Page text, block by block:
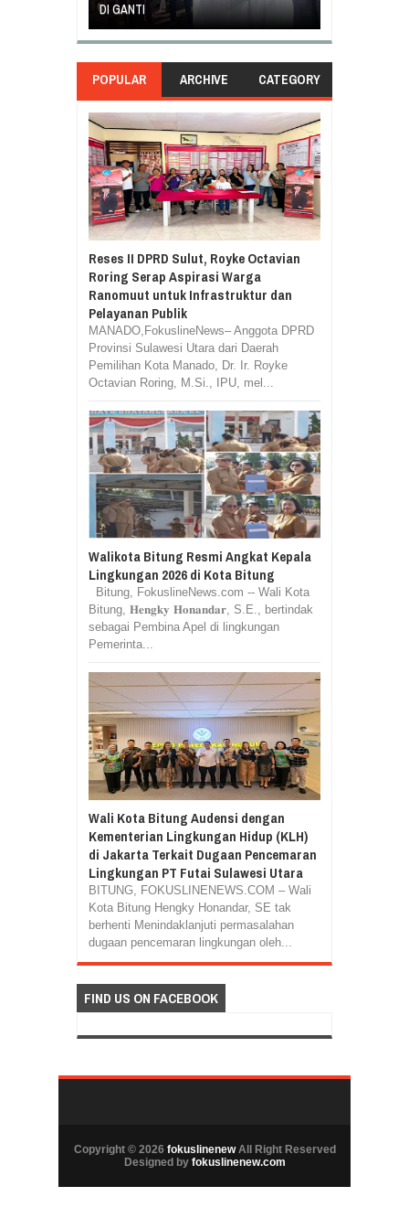
DI GANTI
POPULAR ARCHIVE CATEGORY
Reses II DPRD Sulut, Royke Octavian
Roring Serap Aspirasi Warga
Ranomuut untuk Infrastruktur dan
Pelayanan Publik
MANADO,FokuslineNews– Anggota DPRD
Provinsi Sulawesi Utara dari Daerah
Pemilihan Kota Manado, Dr. Ir. Royke
Octavian Roring, M.Si., IPU, mel...
Walikota Bitung Resmi Angkat Kepala
Lingkungan 2026 di Kota Bitung
Bitung, FokuslineNews.com -- Wali Kota
Bitung, 𝐇𝐞𝐧𝐠𝐤𝐲 𝐇𝐨𝐧𝐚𝐧𝐝𝐚𝐫, S.E., bertindak
sebagai Pembina Apel di lingkungan
Pemerinta...
Wali Kota Bitung Audensi dengan
Kementerian Lingkungan Hidup (KLH)
di Jakarta Terkait Dugaan Pencemaran
Lingkungan PT Futai Sulawesi Utara
BITUNG, FOKUSLINENEWS.COM – Wali
Kota Bitung Hengky Honandar, SE tak
berhenti Menindaklanjuti permasalahan
dugaan pencemaran lingkungan oleh...
FIND US ON FACEBOOK
Copyright © 2026 fokuslinenewAll Right Reserved
Designed by fokuslinenew.com